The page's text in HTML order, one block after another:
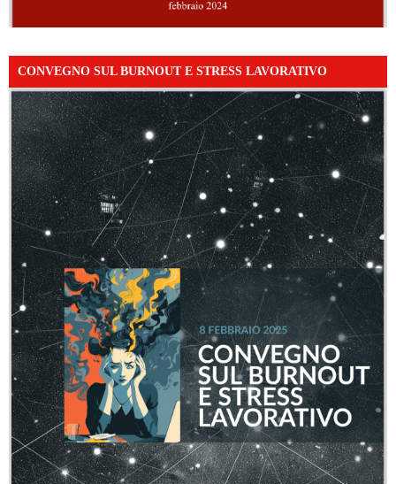
CONVEGNO SUL BURNOUT E STRESS LAVORATIVO